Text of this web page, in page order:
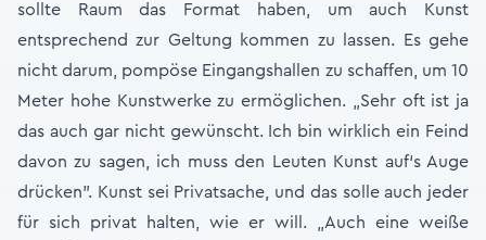
sollte Raum das Format haben, um auch Kunst
entsprechend zur Geltung kommen zu lassen. Es gehe
nicht darum, pompöse Eingangshallen zu schaffen, um 10
Meter hohe Kunstwerke zu ermöglichen. „Sehr oft ist ja
das auch gar nicht gewünscht. Ich bin wirklich ein Feind
davon zu sagen, ich muss den Leuten Kunst auf‘s Auge
drücken”. Kunst sei Privatsache, und das solle auch jeder
für sich privat halten, wie er will. „Auch eine weiße